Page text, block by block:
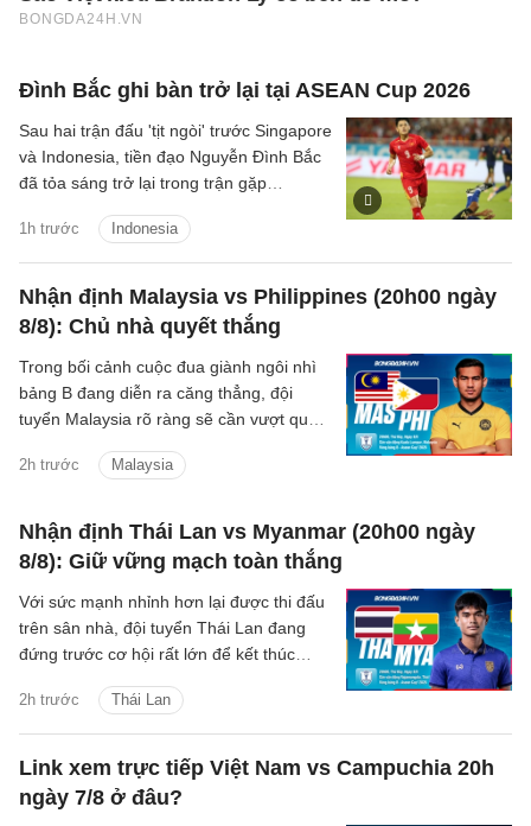
Đình Bắc ghi bàn trở lại tại ASEAN Cup 2026
1h trước Indonesia
Sau hai trận đấu 'tịt ngòi' trước Singapore
và Indonesia, tiền đạo Nguyễn Đình Bắc
đã tỏa sáng trở lại trong trận gặp
Nhận định Malaysia vs Philippines (20h00 ngày
8/8): Chủ nhà quyết thắng
2h trước Malaysia
Trong bối cảnh cuộc đua giành ngôi nhì
bảng B đang diễn ra căng thẳng, đội
tuyển Malaysia rõ ràng sẽ cần vượt qua
Nhận định Thái Lan vs Myanmar (20h00 ngày
8/8): Giữ vững mạch toàn thắng
2h trước Thái Lan
Với sức mạnh nhỉnh hơn lại được thi đấu
trên sân nhà, đội tuyển Thái Lan đang
đứng trước cơ hội rất lớn để kết thúc
toàn thắng.
Link xem trực tiếp Việt Nam vs Campuchia 20h
ngày 7/8 ở đâu?